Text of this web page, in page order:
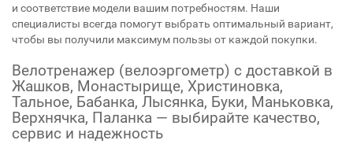
и соответствие модели вашим потребностям. Наши
специалисты всегда помогут выбрать оптимальный вариант,
чтобы вы получили максимум пользы от каждой покупки.
Велотренажер (велоэргометр) с доставкой в
Жашков, Монастырище, Христиновка,
Тальное, Бабанка, Лысянка, Буки, Маньковка,
Верхнячка, Паланка — выбирайте качество,
сервис и надежность